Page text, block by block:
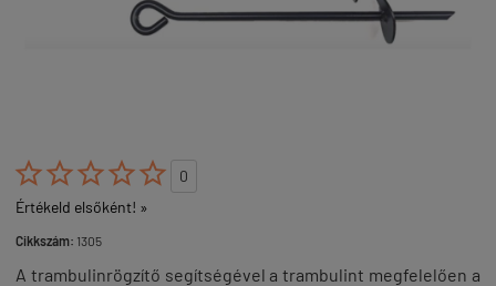

0
Értékeld elsőként! »
Cikkszám: 1305
A trambulinrögzítő segítségével a trambulint megfelelően a